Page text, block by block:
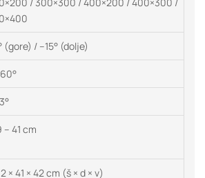
/ 300×300 / 400×200 / 400×300 /
(gore) / –15° (dolje)
– 41 cm
× 41 × 42 cm (š × d × v)